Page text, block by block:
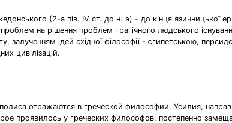
(2-а пів. IV ст. до н. э) - до кінця язичницької
на рішення проблем трагічного людського
залученням ідей східної філософії - єгипетською,
цивілізацій.
отражаются в греческой философии. Усилия,
проявилось у греческих философов, постепенно